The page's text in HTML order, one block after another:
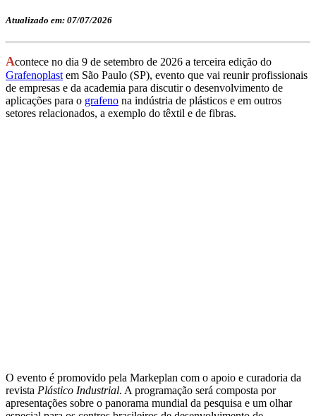
Atualizado em: 07/07/2026
Acontece no dia 9 de setembro de 2026 a terceira edição do
Grafenoplastem São Paulo (SP), evento que vai reunir profissionais
de empresas e da academia para discutir o desenvolvimento de
aplicações para o grafeno na indústria de plásticos e em outros
setores relacionados, a exemplo do têxtil e de fibras.
O evento é promovido pela Markeplan com o apoio e curadoria da
revista Plástico Industrial. A programação será composta por
apresentações sobre o panorama mundial da pesquisa e um olhar